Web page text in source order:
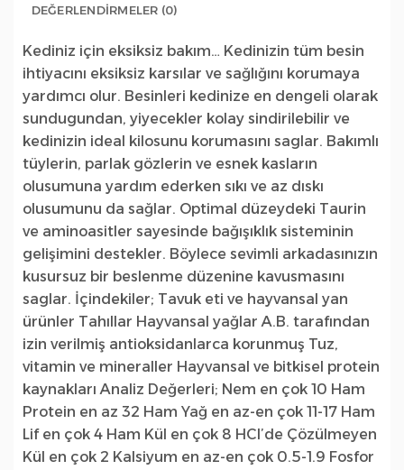
DEĞERLENDIRMELER (0)
Kediniz için eksiksiz bakım… Kedinizin tüm besin
ihtiyacını eksiksiz karsılar ve sağlığını korumaya
yardımcı olur. Besinleri kedinize en dengeli olarak
sundugundan, yiyecekler kolay sindirilebilir ve
kedinizin ideal kilosunu korumasını saglar. Bakımlı
tüylerin, parlak gözlerin ve esnek kasların
olusumuna yardım ederken sıkı ve az dıskı
olusumunu da sağlar. Optimal düzeydeki Taurin
ve aminoasitler sayesinde bağışıklık sisteminin
gelişimini destekler. Böylece sevimli arkadasınızın
kusursuz bir beslenme düzenine kavusmasını
saglar. İçindekiler; Tavuk eti ve hayvansal yan
ürünler Tahıllar Hayvansal yağlar A.B. tarafından
izin verilmiş antioksidanlarca korunmuş Tuz,
vitamin ve mineraller Hayvansal ve bitkisel protein
kaynakları Analiz Değerleri; Nem en çok 10 Ham
Protein en az 32 Ham Yağ en az-en çok 11-17 Ham
Lif en çok 4 Ham Kül en çok 8 HCI’de Çözülmeyen
Kül en çok 2 Kalsiyum en az-en çok 0.5-1.9 Fosfor